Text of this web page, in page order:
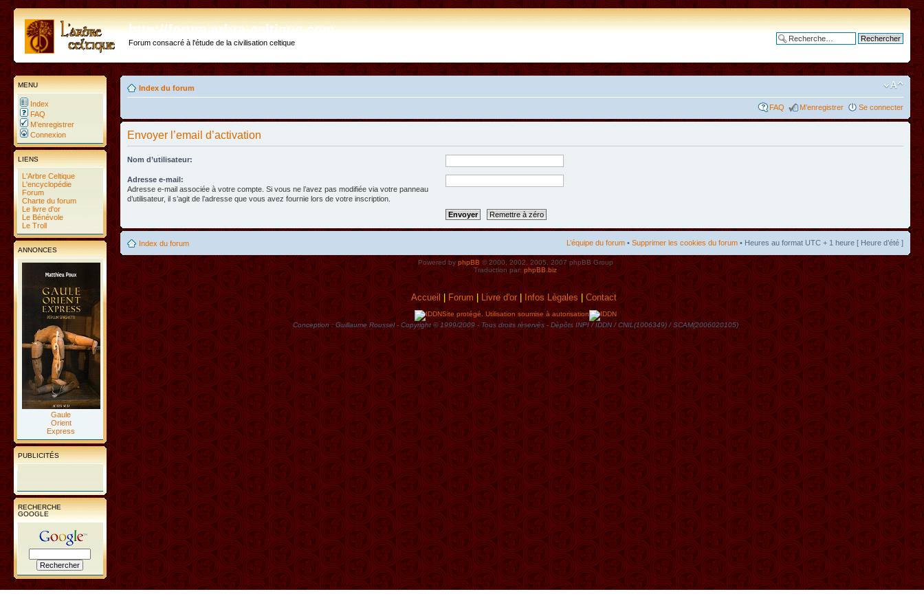
http://forum.arbre-celtique.com
Forum consacré à l'étude de la civilisation celtique
MENU
Index
FAQ
M’enregistrer
Connexion
LIENS
L'Arbre Celtique
L'encyclopédie
Forum
Charte du forum
Le livre d'or
Le Bénévole
Le Troll
ANNONCES
Gaule
Orient
Express
PUBLICITÉS
RECHERCHE
GOOGLE
Index du forum
FAQ M’enregistrer Se connecter
Envoyer l’email d’activation
Nom d’utilisateur:
Adresse e-mail:
Adresse e-mail associée à votre compte. Si vous ne l’avez pas modifiée via votre panneau
d’utilisateur, il s’agit de l’adresse que vous avez fournie lors de votre inscription.
Index du forum L’équipe du forum • Supprimer les cookies du forum • Heures au format UTC + 1 heure [ Heure d’été ]
Powered byphpBB© 2000, 2002, 2005, 2007 phpBB Group
Traduction par:phpBB.biz
Accueil| Forum|Livre d'or|Infos Lègales|Contact
Site protégé. Utilisation soumise à autorisation
Conception : Guillaume Roussel - Copyright © 1999/2009 - Tous droits rèservès - Dèpôts INPI / IDDN / CNIL(1006349) / SCAM(2006020105)